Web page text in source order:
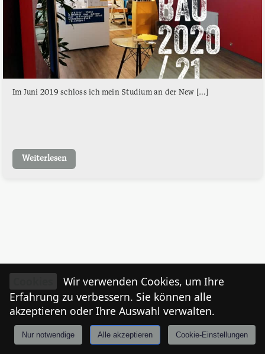
Im Juni 2019 schloss ich mein Studium an der New […]
Weiterlesen
Anmelden Tiroler
Wir verwenden Cookies, um Ihre
Erfahrung zu verbessern. Sie können alle
akzeptieren oder Ihre Auswahl verwalten.
Nur notwendige Alle akzeptieren Cookie-Einstellungen